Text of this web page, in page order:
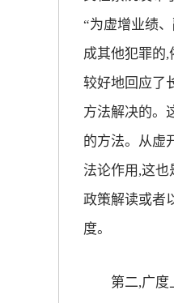
“为虚增业绩
成其他犯罪的
较好地回应了
方法解决的。
的方法。从虚
法论作用,这
政策解读或者
度。
第二,广度上